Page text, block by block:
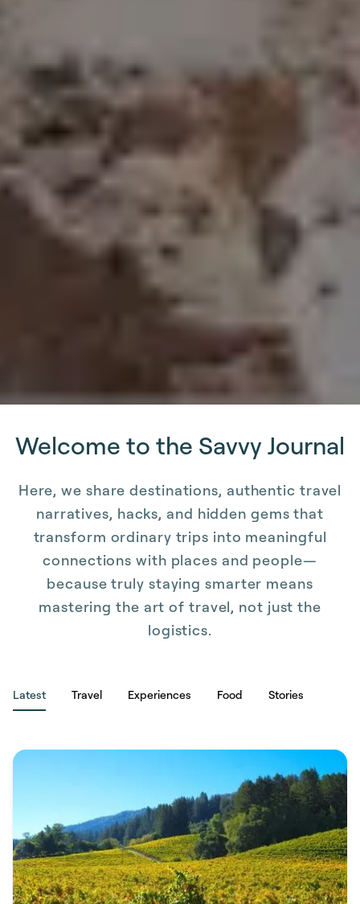
Welcome to the Savvy Journal
Here, we share destinations, authentic travel
narratives, hacks, and hidden gems that
transform ordinary trips into meaningful
connections with places and people—
because truly staying smarter means
mastering the art of travel, not just the
logistics.
Latest Travel Experiences Food Stories